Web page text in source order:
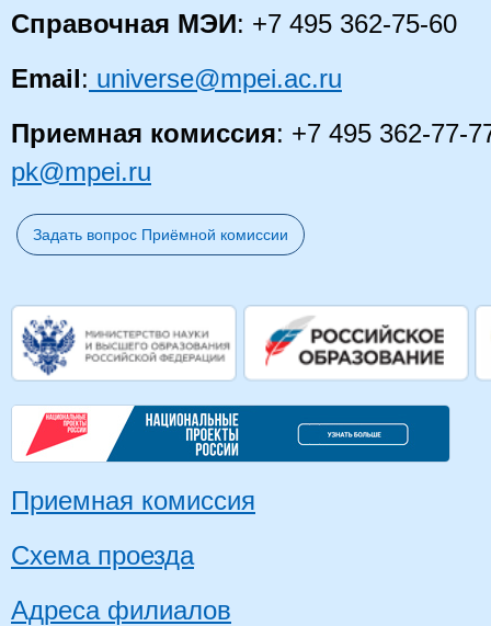
Справочная МЭИ: +7 495 362-75-60
Email: universe@mpei.ac.ru
Приемная комиссия: +7 495 362-77-
pk@mpei.ru
Задать вопрос Приёмной комиссии
Приемная комиссия
Схема проезда
Адреса филиалов